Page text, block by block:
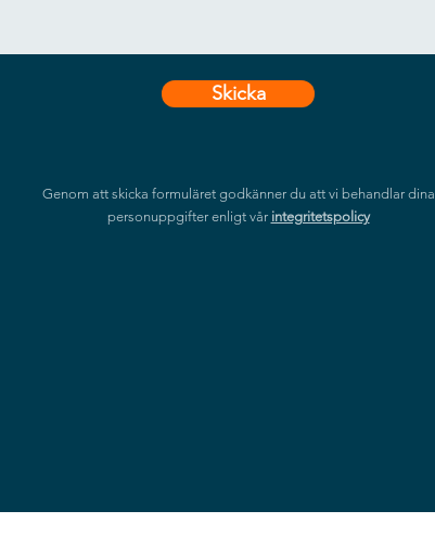
Skicka
Genom att skicka formuläret godkänner du att vi behandlar dina
personuppgifter enligt vår integritetspolicy